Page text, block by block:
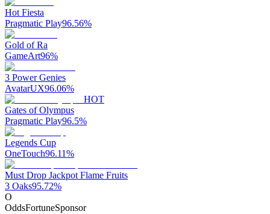
Hot Fiesta
Pragmatic Play96.56%
Gold of Ra
GameArt96%
3 Power Genies
AvatarUX96.06%
HOT
Gates of Olympus
Pragmatic Play96.5%
Legends Cup
OneTouch96.11%
Must Drop Jackpot Flame Fruits
3 Oaks95.72%
O
OddsFortuneSponsor